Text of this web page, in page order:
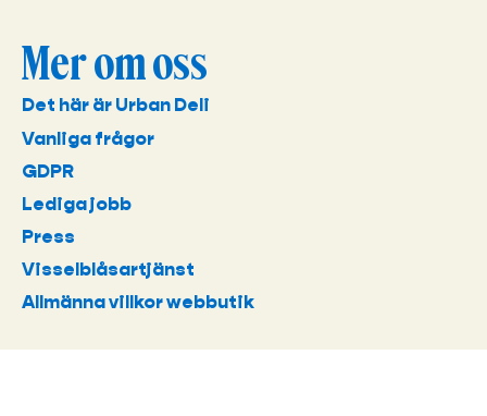
Mer om oss
Det här är Urban Deli
Vanliga frågor
GDPR
Lediga jobb
Press
Visselblåsartjänst
Allmänna villkor webbutik